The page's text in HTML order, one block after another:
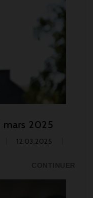
mars 2025
12.03.2025